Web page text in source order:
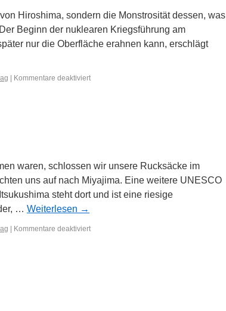
Hiroshima, sondern die Monstrosität dessen, was
Beginn der nuklearen Kriegsführung am
nur die Oberfläche erahnen kann, erschlägt
Kommentare deaktiviert
waren, schlossen wir unsere Rucksäcke im
uns auf nach Miyajima. Eine weitere UNESCO
steht dort und ist eine riesige
… Weiterlesen →
Kommentare deaktiviert